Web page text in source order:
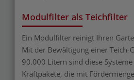
Modulfilter als Teichfilter
Ein Modulfilter reinigt Ihren
Mit der Bewältigung einer Teich-
90.000 Litern sind diese
Kraftpakete, die mit